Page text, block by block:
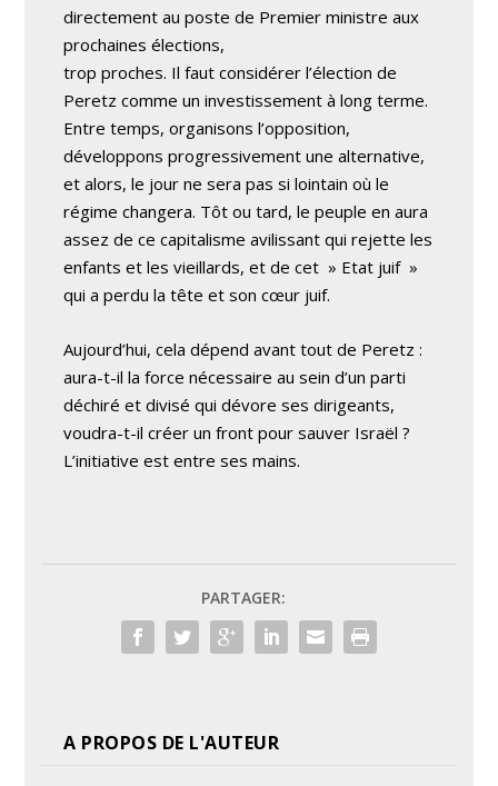
directement au poste de Premier ministre aux
prochaines élections,
trop proches. Il faut considérer l’élection de
Peretz comme un investissement à long terme.
Entre temps, organisons l’opposition,
développons progressivement une alternative,
et alors, le jour ne sera pas si lointain où le
régime changera. Tôt ou tard, le peuple en aura
assez de ce capitalisme avilissant qui rejette les
enfants et les vieillards, et de cet » Etat juif »
qui a perdu la tête et son cœur juif.
Aujourd’hui, cela dépend avant tout de Peretz :
aura-t-il la force nécessaire au sein d’un parti
déchiré et divisé qui dévore ses dirigeants,
voudra-t-il créer un front pour sauver Israël ?
L’initiative est entre ses mains.
PARTAGER:
A PROPOS DE L'AUTEUR